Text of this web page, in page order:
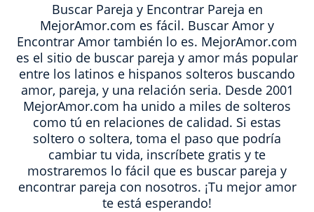
Buscar Pareja y Encontrar Pareja en
MejorAmor.com es fácil. Buscar Amor y
Encontrar Amor también lo es. MejorAmor.com
es el sitio de buscar pareja y amor más popular
entre los latinos e hispanos solteros buscando
amor, pareja, y una relación seria. Desde 2001
MejorAmor.com ha unido a miles de solteros
como tú en relaciones de calidad. Si estas
soltero o soltera, toma el paso que podría
cambiar tu vida, inscríbete gratis y te
mostraremos lo fácil que es buscar pareja y
encontrar pareja con nosotros. ¡Tu mejor amor
te está esperando!